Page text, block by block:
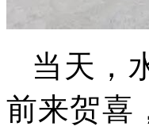
当天，
前来贺喜